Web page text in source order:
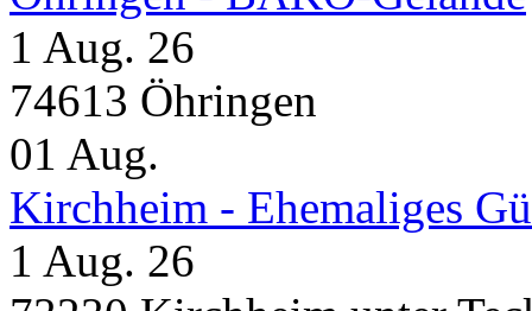
1 Aug. 26
74613 Öhringen
01 Aug.
Kirchheim - Ehemaliges
1 Aug. 26